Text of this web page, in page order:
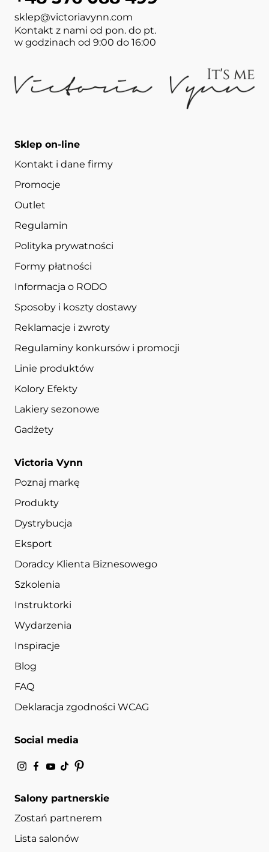
sklep@victoriavynn.com
Kontakt z nami od pon. do pt.
w godzinach od 9:00 do 16:00
Sklep on-line
Kontakt i dane firmy
Promocje
Outlet
Regulamin
Polityka prywatności
Formy płatności
Informacja o RODO
Sposoby i koszty dostawy
Reklamacje i zwroty
Regulaminy konkursów i promocji
Linie produktów
Kolory Efekty
Lakiery sezonowe
Gadżety
Victoria Vynn
Poznaj markę
Produkty
Dystrybucja
Eksport
Doradcy Klienta Biznesowego
Szkolenia
Instruktorki
Wydarzenia
Inspiracje
Blog
FAQ
Deklaracja zgodności WCAG
Social media
Salony partnerskie
Zostań partnerem
Lista salonów